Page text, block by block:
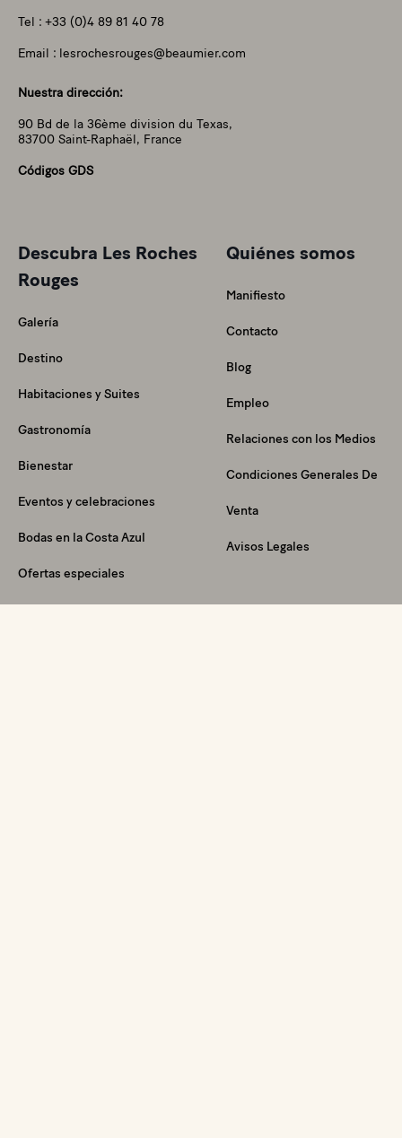
Tel : +33 (0)4 89 81 40 78
Email : lesrochesrouges@beaumier.com
Nuestra dirección:
90 Bd de la 36ème division du Texas,
83700 Saint-Raphaël, France
Códigos GDS
Descubra Les Roches
Rouges
Galería
Destino
Habitaciones y Suites
Gastronomía
Bienestar
Eventos y celebraciones
Bodas en la Costa Azul
Ofertas especiales
Quiénes somos
Manifiesto
Contacto
Blog
Empleo
Relaciones con los Medios
Condiciones Generales De
Venta
Avisos Legales